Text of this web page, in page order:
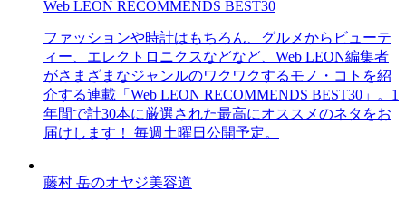
Web LEON RECOMMENDS BEST30
ファッションや時計はもちろん、グルメからビューテ
ィー、エレクトロニクスなどなど、Web LEON編集者
がさまざまなジャンルのワクワクするモノ・コトを紹
介する連載「Web LEON RECOMMENDS BEST30」。1
年間で計30本に厳選された最高にオススメのネタをお
届けします！ 毎週土曜日公開予定。
藤村 岳のオヤジ美容道